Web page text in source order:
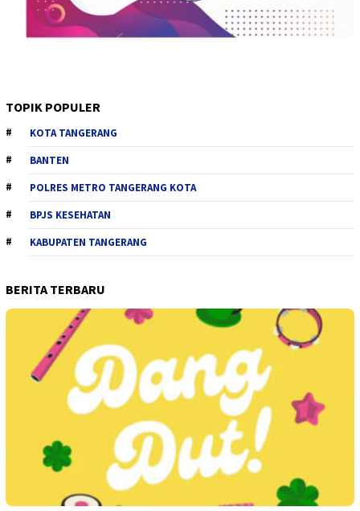
TOPIK POPULER
KOTA TANGERANG
BANTEN
POLRES METRO TANGERANG KOTA
BPJS KESEHATAN
KABUPATEN TANGERANG
BERITA TERBARU